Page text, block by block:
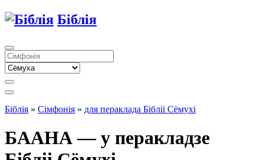
Біблія
Біблія » Сімфонія » для пераклада Бібліі Сёмухі
БААНА — у перакладзе